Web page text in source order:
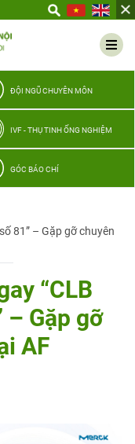
ĐỘI NGŨ CHUYÊN MÔN
IVF - THỤ TINH ỐNG NGHIỆM
GÓC BÁO CHÍ
81” – Gặp gỡ chuyên
“CLB
– Gặp gỡ
AF